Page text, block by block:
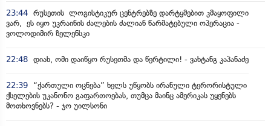
23:44 რუსეთის ლოგისტიკურ ცენტრებზე დარტყმებით კმაყოფილი
ვარ, ეს იყო უკრაინის ძალების ძალიან წარმატებული ოპერაცია -
ვოლოდიმირ ზელენსკი
22:48 დიახ, ომი დაიწყო რუსეთმა და წერტილი! - ვახტანგ კაპანაძე
22:39
“ქართული ოცნება” ხელს უწყობს ირანული ტერორისტული
ქსელების უკანონო გაფართოებას, თუმცა მაინც ამერიკას უყენებს
მოთხოვნებს? - ჯო უილსონი